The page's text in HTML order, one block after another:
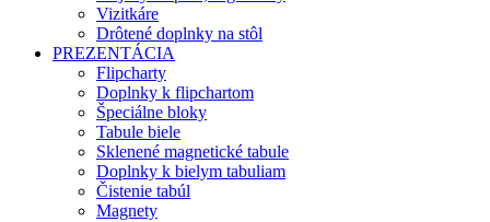
Vizitkáre
Drôtené doplnky na stôl
PREZENTÁCIA
Flipcharty
Doplnky k flipchartom
Špeciálne bloky
Tabule biele
Sklenené magnetické tabule
Doplnky k bielym tabuliam
Čistenie tabúl
Magnety